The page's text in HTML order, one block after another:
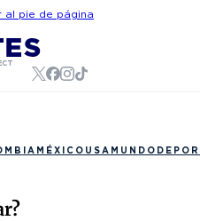
al pie de página
MÉXICO USA MUNDO